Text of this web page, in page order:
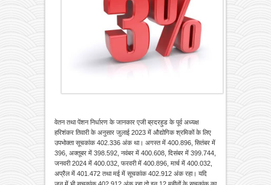
वेतन तथा पेंशन निर्धारण के जानकार एजी ब्रदरहुड के पूर्व अध्यक्ष
हरिशंकर तिवारी के अनुसार जुलाई 2023 में औद्योगिक श्रमिकों के लिए
उपभोक्ता सूचकांक 402.336 अंक था। अगस्त में 400.896, सितंबर में
396, अक्तूबर में 398.592, नवंबर में 400.608, दिसंबर में 399.744,
जनवरी 2024 में 400.032, फरवरी में 400.896, मार्च में 400.032,
अप्रैल में 401.472 तथा मई में सूचकांक 402.912 अंक रहा। यदि